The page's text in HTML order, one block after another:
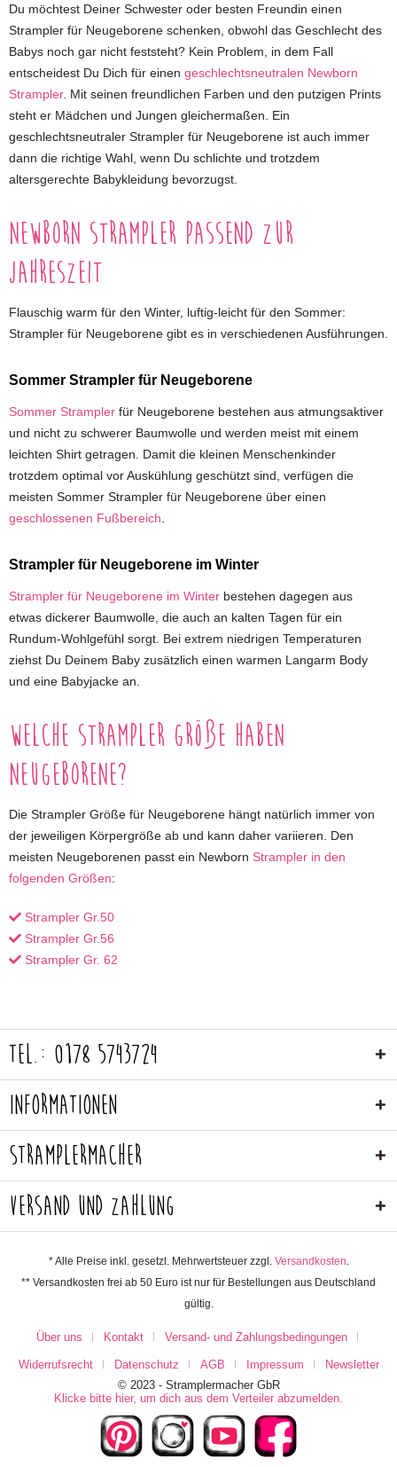
Du möchtest Deiner Schwester oder besten Freundin einen
Strampler für Neugeborene schenken, obwohl das Geschlecht des
Babys noch gar nicht feststeht? Kein Problem, in dem Fall
entscheidest Du Dich für einen geschlechtsneutralen Newborn
Strampler. Mit seinen freundlichen Farben und den putzigen Prints
steht er Mädchen und Jungen gleichermaßen. Ein
geschlechtsneutraler Strampler für Neugeborene ist auch immer
dann die richtige Wahl, wenn Du schlichte und trotzdem
altersgerechte Babykleidung bevorzugst.
Newborn Strampler passend zur
Jahreszeit
Flauschig warm für den Winter, luftig-leicht für den Sommer:
Strampler für Neugeborene gibt es in verschiedenen Ausführungen.
Sommer Strampler für Neugeborene
Sommer Strampler für Neugeborene bestehen aus atmungsaktiver
und nicht zu schwerer Baumwolle und werden meist mit einem
leichten Shirt getragen. Damit die kleinen Menschenkinder
trotzdem optimal vor Auskühlung geschützt sind, verfügen die
meisten Sommer Strampler für Neugeborene über einen
geschlossenen Fußbereich
Strampler für Neugeborene im Winter
Strampler für Neugeborene im Winter bestehen dagegen aus
etwas dickerer Baumwolle, die auch an kalten Tagen für ein
Rundum-Wohlgefühl sorgt. Bei extrem niedrigen Temperaturen
ziehst Du Deinem Baby zusätzlich einen warmen Langarm Body
und eine Babyjacke an.
Welche Strampler Größe haben
Neugeborene?
Die Strampler Größe für Neugeborene hängt natürlich immer von
der jeweiligen Körpergröße ab und kann daher variieren. Den
meisten Neugeborenen passt ein Newborn Strampler in den
folgenden Größen:
Strampler Gr.50
Strampler Gr.56
Strampler Gr. 62
Tel.: 0178 5743724
Informationen
Stramplermacher
Versand und Zahlung
* Alle Preise inkl. gesetzl. Mehrwertsteuer zzgl. Versandkosten.
** Versandkosten frei ab 50 Euro ist nur für Bestellungen aus Deutschland
gültig.
Über uns Kontakt Versand- und Zahlungsbedingungen
Widerrufsrecht Datenschutz AGB Impressum
Newsletter
© 2023 - Stramplermacher GbR
Klicke bitte hier, um dich aus dem Verteiler abzumelden.